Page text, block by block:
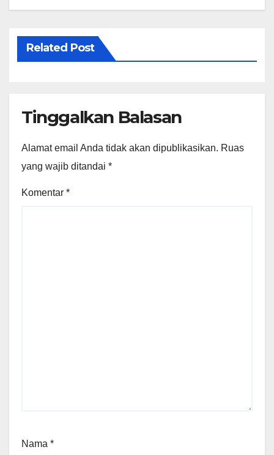
Related Post
Tinggalkan Balasan
Alamat email Anda tidak akan dipublikasikan. Ruas
yang wajib ditandai *
Komentar *
Nama *